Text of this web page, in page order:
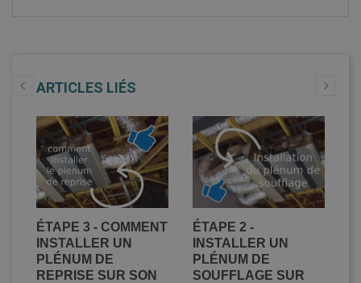
ARTICLES LIÉS
ÉTAPE 3 - COMMENT
INSTALLER UN
PLÉNUM DE
REPRISE SUR SON
ÉTAPE 2 -
INSTALLER UN
PLÉNUM DE
SOUFFLAGE SUR